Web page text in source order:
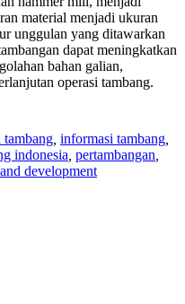
material menjadi ukuran
unggulan yang ditawarkan
dapat meningkatkan
bahan galian,
operasi tambang.
tambang informasi tambang
indonesia pertambangan
development